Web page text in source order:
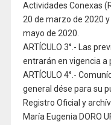
Actividades Conexas
20 de marzo de 2020
mayo de 2020.
ARTÍCULO 3°.- Las
entrarán en vigencia a
ARTÍCULO 4°.-
general dése para su
Registro Oficial y
María Eugenia DORO